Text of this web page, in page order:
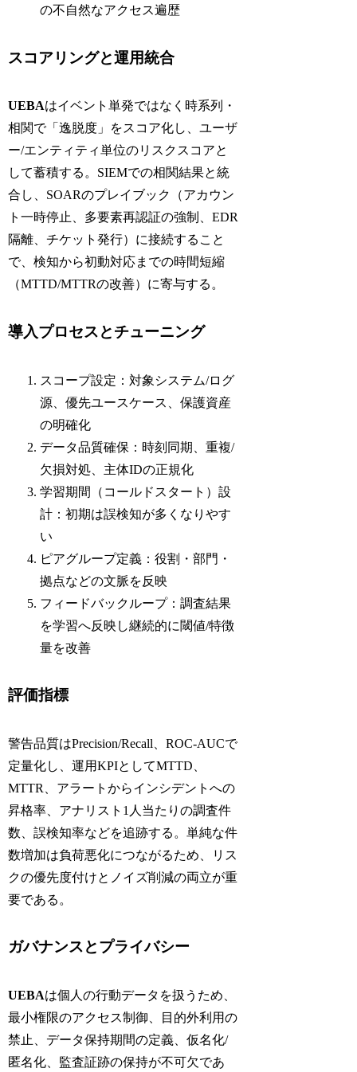
の不自然なアクセス遍歴
スコアリングと運用統合
UEBAはイベント単発ではなく時系列・
相関で「逸脱度」をスコア化し、ユーザ
ー/エンティティ単位のリスクスコアと
して蓄積する。SIEMでの相関結果と統
合し、SOARのプレイブック（アカウン
ト一時停止、多要素再認証の強制、EDR
隔離、チケット発行）に接続すること
で、検知から初動対応までの時間短縮
（MTTD/MTTRの改善）に寄与する。
導入プロセスとチューニング
スコープ設定：対象システム/ログ
源、優先ユースケース、保護資産
の明確化
データ品質確保：時刻同期、重複/
欠損対処、主体IDの正規化
学習期間（コールドスタート）設
計：初期は誤検知が多くなりやす
い
ピアグループ定義：役割・部門・
拠点などの文脈を反映
フィードバックループ：調査結果
を学習へ反映し継続的に閾値/特徴
量を改善
評価指標
警告品質はPrecision/Recall、ROC-AUCで
定量化し、運用KPIとしてMTTD、
MTTR、アラートからインシデントへの
昇格率、アナリスト1人当たりの調査件
数、誤検知率などを追跡する。単純な件
数増加は負荷悪化につながるため、リス
クの優先度付けとノイズ削減の両立が重
要である。
ガバナンスとプライバシー
UEBAは個人の行動データを扱うため、
最小権限のアクセス制御、目的外利用の
禁止、データ保持期間の定義、仮名化/
匿名化、監査証跡の保持が不可欠であ